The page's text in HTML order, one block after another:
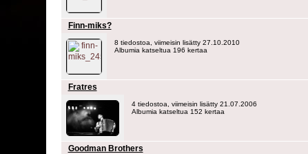
Finn-miks?
8 tiedostoa, viimeisin lisätty 27.10.2010
Albumia katseltua 196 kertaa
Fratres
4 tiedostoa, viimeisin lisätty 21.07.2006
Albumia katseltua 152 kertaa
Goodman Brothers